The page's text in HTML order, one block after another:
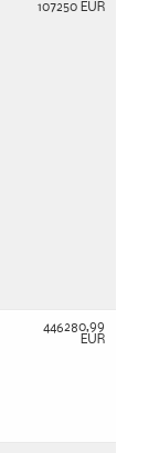
107250 EUR
446280,99
EUR